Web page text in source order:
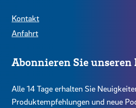
Abonnieren Sie unseren
Alle 14 Tage erhalten Sie
Produktempfehlungen und neue
Kontakt
Anfahrt